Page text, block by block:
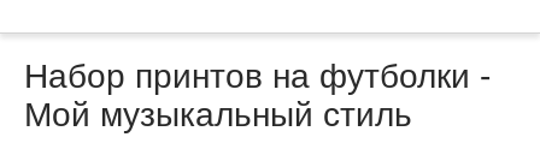
Набор принтов на футболки -
Мой музыкальный стиль